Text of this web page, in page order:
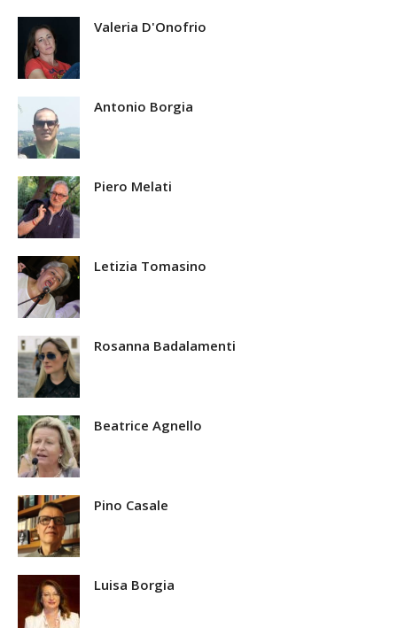
Valeria D'Onofrio
Antonio Borgia
Piero Melati
Letizia Tomasino
Rosanna Badalamenti
Beatrice Agnello
Pino Casale
Luisa Borgia